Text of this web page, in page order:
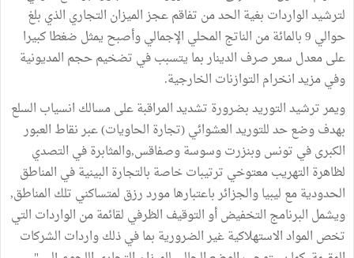
لترشيد الواردات بغية الحد من تفاقم عجز الميزان التجاري الذي بلغ
حوالي 9 بالمائة من الناتج المحلي الإجمالي وأصبح يمثل ضغطا كبيرا
على معدل سعر صرف الدينار بما يتسبب في تضخيم حجم المديونية
وفي مزيد انخرام التوازنات الخارجية.
ويمر ترشيد التوريد بضرورة تشديد المراقبة على مسالك انسياب السلع
بهدف وضع حد للتوريد العشوائي (تجارة الحاويات) عبر نقاط العبور
الكبرى في تونس وبنزرت وسوسة وصفاقس,والمثابرة في التصدي
لظاهرة التهريب معتوخي ترتيبات خاصة بالتجارة البينية في المناطق
الحدودية مع ليبيا والجزائر باعتبارها مورد رزق لمتساكني تلك المناطق,
ويشمل البرنامج التخفيض أو التوقيف الظرفي لقائمة من الواردات التي
تخص المواد الاستهلاكية غير الضرورية بما في ذلك واردات الشركات